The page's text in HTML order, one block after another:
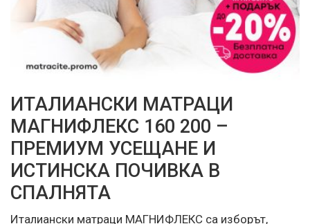
ИТАЛИАНСКИ МАТРАЦИ
МАГНИФЛЕКС 160 200 –
ПРЕМИУМ УСЕЩАНЕ И
ИСТИНСКА ПОЧИВКА В
СПАЛНЯТА
Италиански матраци МАГНИФЛЕКС са изборът,